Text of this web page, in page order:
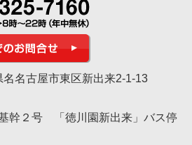
名古屋市東区新出来2-1-13
幹２号 「徳川園新出来」バス停